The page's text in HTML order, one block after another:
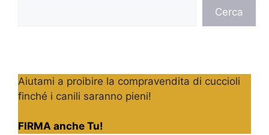
Cerca
Aiutami a proibire la compravendita di cuccioli
finché i canili saranno pieni!
FIRMA anche Tu!